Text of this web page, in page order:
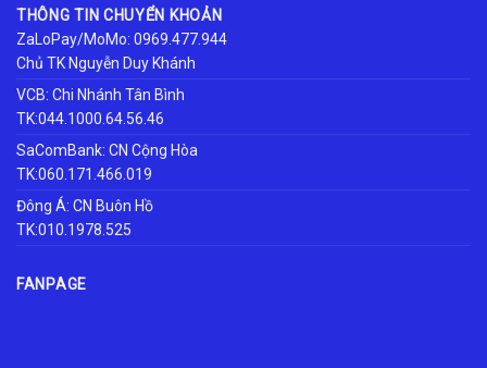
THÔNG TIN CHUYỂN KHOẢN
ZaLoPay/MoMo: 0969.477.944
Chủ TK Nguyễn Duy Khánh
VCB: Chi Nhánh Tân Bình
TK:044.1000.64.56.46
SaComBank: CN Cộng Hòa
TK:060.171.466.019
Đông Á: CN Buôn Hồ
TK:010.1978.525
FANPAGE